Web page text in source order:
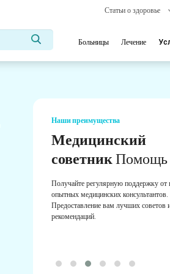
Статьи о здоровье
Больницы Лечение
Наши преимущества
Медицинский
советникПомощь
Получайте регулярную поддержку от
опытных медицинских консультантов.
Предоставление вам лучших советов
рекомендаций.